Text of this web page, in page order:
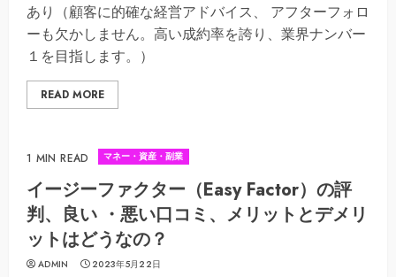
あり（顧客に的確な経営アドバイス、 アフターフォロ
ーも欠かしません。高い成約率を誇り、業界ナンバー
１を目指します。）
READ MORE
1 MIN READ マネー・資産・副業
イージーファクター（Easy Factor）の評
判、良い ・悪い口コミ、メリットとデメリ
ットはどうなの？
ADMIN 2023年5月22日